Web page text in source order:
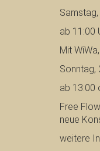
ab 11:00
Mit
Sonntag,
ab 13:00
Free
neue
weitere